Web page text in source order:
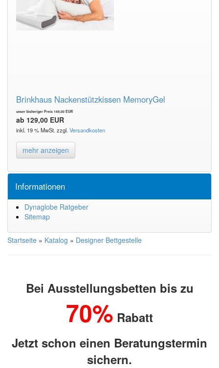
Brinkhaus Nackenstützkissen MemoryGel
unser bisheriger Preis 149,00 EUR
ab 129,00 EUR
inkl. 19 % MwSt. zzgl. Versandkosten
mehr anzeigen
Informationen
Dynaglobe Ratgeber
Sitemap
Startseite » Katalog » Designer Bettgestelle
Bei Ausstellungsbetten bis zu
70% Rabatt
Jetzt schon einen Beratungstermin
sichern.